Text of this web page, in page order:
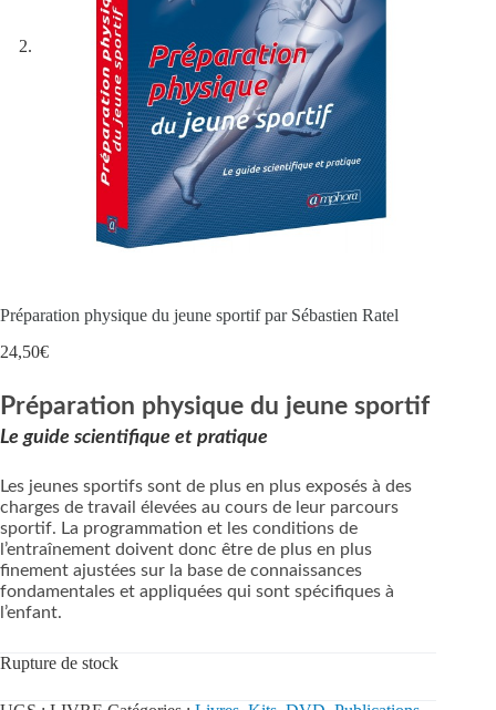
Préparation physique du jeune sportif par Sébastien Ratel
24,50€
Préparation physique du jeune sportif
Le guide scientifique et pratique
Les jeunes sportifs sont de plus en plus exposés à des
charges de travail élevées au cours de leur parcours
sportif. La programmation et les conditions de
l’entraînement doivent donc être de plus en plus
finement ajustées sur la base de connaissances
fondamentales et appliquées qui sont spécifiques à
l’enfant.
Rupture de stock